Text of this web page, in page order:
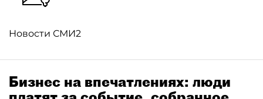
Новости СМИ2
Бизнес на впечатлениях: люди